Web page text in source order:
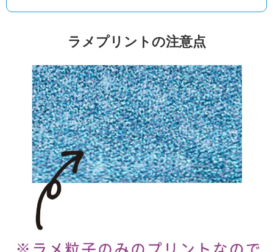
ラメプリントの注意点